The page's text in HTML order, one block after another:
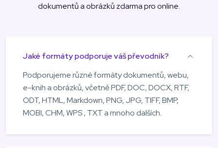
dokumentů a obrázků zdarma pro online.
Jaké formáty podporuje váš převodník?
Podporujeme různé formáty dokumentů, webu,
e-knih a obrázků, včetně PDF, DOC, DOCX, RTF,
ODT, HTML, Markdown, PNG, JPG, TIFF, BMP,
MOBI, CHM, WPS , TXT a mnoho dalších.